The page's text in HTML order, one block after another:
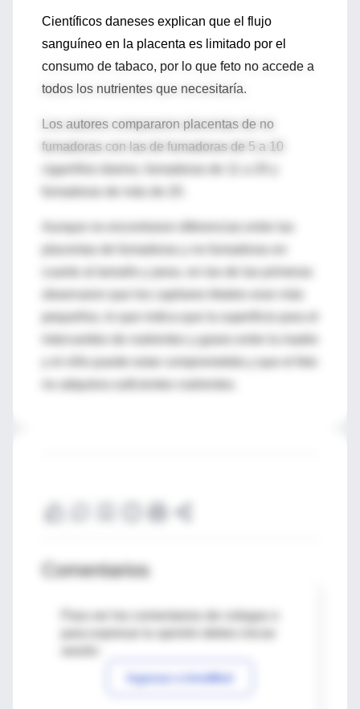
Científicos daneses explican que el flujo
sanguíneo en la placenta es limitado por el
consumo de tabaco, por lo que feto no accede a
todos los nutrientes que necesitaría.
Los autores compararon placentas de no
fumadoras con las de fumadoras de 5 a 10
cigarrillos diarios, fumadoras de 11 a 20 y
Aunque no encontraron diferencias entre las
observaron que los capilares fetales eran más
pequeños, lo que indica que la superficie para el
intercambio de nutrientes y gases entre la madre
Comentarios
Para ver los comentarios de colegas o
Ingresar a IntraMed